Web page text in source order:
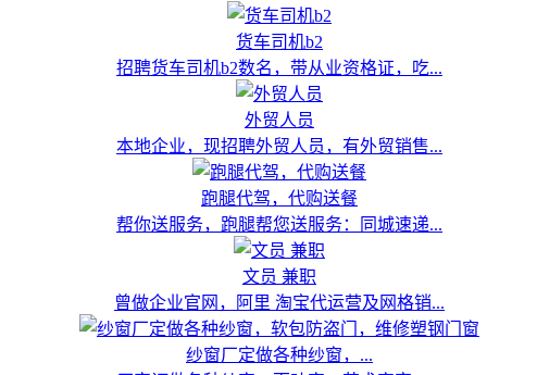
货车司机b2
招聘货车司机b2数名，带从业资格证，吃...
外贸人员
本地企业，现招聘外贸人员，有外贸销售...
跑腿代驾，代购送餐
帮你送服务，跑腿帮您送服务：同城速递...
文员 兼职
曾做企业官网，阿里 淘宝代运营及网格销...
纱窗厂定做各种纱窗，...